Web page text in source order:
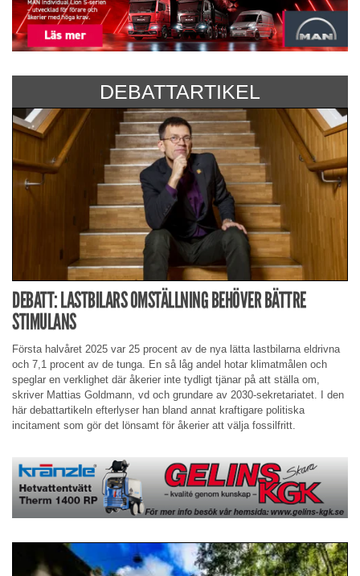
DEBATTARTIKEL
DEBATT: LASTBILARS OMSTÄLLNING BEHÖVER BÄTTRE
STIMULANS
Första halvåret 2025 var 25 procent av de nya lätta lastbilarna eldrivna
och 7,1 procent av de tunga. En så låg andel hotar klimatmålen och
speglar en verklighet där åkerier inte tydligt tjänar på att ställa om,
skriver Mattias Goldmann, vd och grundare av 2030-sekretariatet. I den
här debattartikeln efterlyser han bland annat kraftigare politiska
incitament som gör det lönsamt för åkerier att välja fossilfritt.